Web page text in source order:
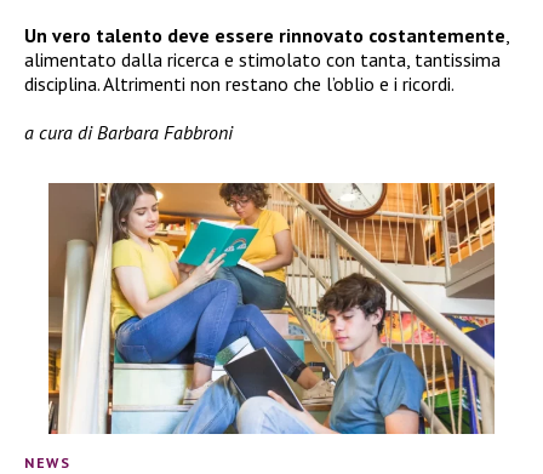
Un vero talento deve essere rinnovato costantemente
alimentato dalla ricerca e stimolato con tanta, tantissima
disciplina. Altrimenti non restano che l’oblio e i ricordi.
a cura di Barbara Fabbroni
NEWS